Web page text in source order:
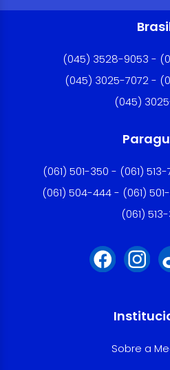
(045) 3528-9053 -
(045) 3025-7072 -
(045)
(061) 501-350 - (061)
(061) 504-444 - (061)
(061)
Sobre a